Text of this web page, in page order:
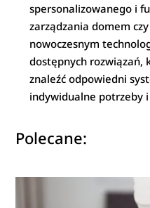
spersonalizowanego i
zarządzania domem
nowoczesnym
dostępnych rozwiązań,
znaleźć odpowiedni
indywidualne potrzeby
Polecane: